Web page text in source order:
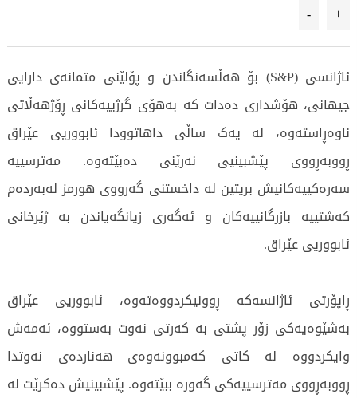
+
-
ئاژانسی (S&P) بۆ هەڵسەنگاندن و پۆلێنی متمانەی دارایی
جیهانی، هۆشداری دەدات کە بەهۆی گرژییەکانی ڕۆژهەڵاتی
ناوەڕاستەوە، لە یەک ساڵی داهاتوودا ئابووریی عێراق
ڕووبەڕووی پێشبینیی نەرێنی دەبێتەوە. مەترسییە
سەرەکییەکانیش بریتین لە داخستنی گەرووی هورمز لەبەردەم
کەشتییە بازرگانییەکان و ئەگەری زیانگەیاندن بە ژێرخانی
ئابووریی عێراق.
ڕاپۆرتی ئاژانسەکە ڕوونیکردووەتەوە، ئابووریی عێراق
بەشێوەیەکی زۆر پشتی بە کەرتی نەوت بەستووە، ئەمەش
وایکردووە لە کاتی کەمبوونەوەی هەناردەی نەوتدا
ڕووبەڕووی مەترسییەکی گەورە ببێتەوە. پێشبینیش دەکرێت لە